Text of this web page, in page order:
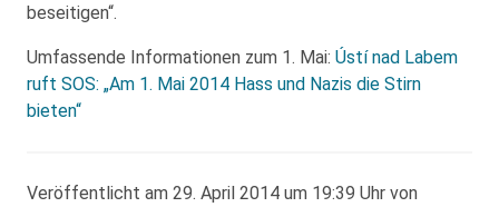
beseitigen“.
Umfassende Informationen zum 1. Mai: Ústí nad Labem
ruft SOS: „Am 1. Mai 2014 Hass und Nazis die Stirn
bieten“
Veröffentlicht am 29. April 2014 um 19:39 Uhr von